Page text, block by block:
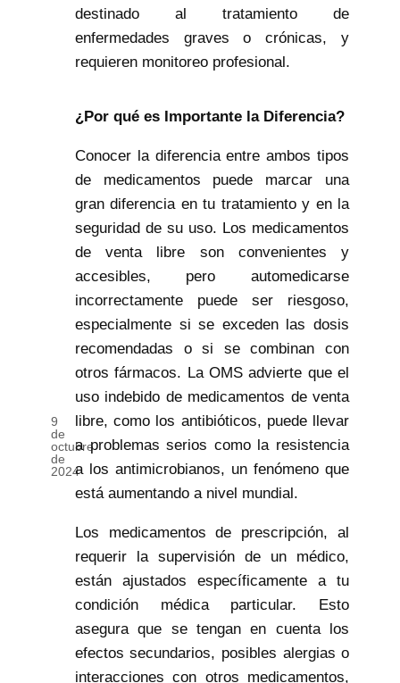
9
de
octubre
de
2024
destinado al tratamiento de
enfermedades graves o crónicas, y
requieren monitoreo profesional.
¿Por qué es Importante la Diferencia?
Conocer la diferencia entre ambos tipos
de medicamentos puede marcar una
gran diferencia en tu tratamiento y en la
seguridad de su uso. Los medicamentos
de venta libre son convenientes y
accesibles, pero automedicarse
incorrectamente puede ser riesgoso,
especialmente si se exceden las dosis
recomendadas o si se combinan con
otros fármacos. La OMS advierte que el
uso indebido de medicamentos de venta
libre, como los antibióticos, puede llevar
a problemas serios como la resistencia
a los antimicrobianos, un fenómeno que
está aumentando a nivel mundial.
Los medicamentos de prescripción, al
requerir la supervisión de un médico,
están ajustados específicamente a tu
condición médica particular. Esto
asegura que se tengan en cuenta los
efectos secundarios, posibles alergias o
interacciones con otros medicamentos,